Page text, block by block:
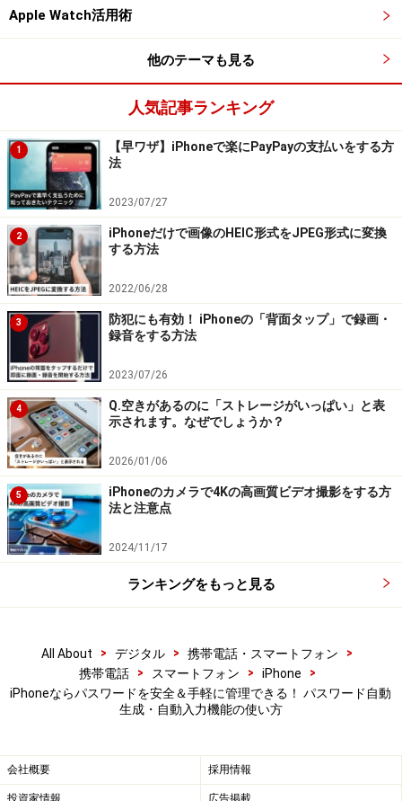
スワードを管理するためのパスワード」を暗記する必要
もありません。なおかつ、生体認証はユーザー以外には
クリアするのが難しい強固なセキュリティですから、安
心です。
新規でIDやパスワードを保存するのも簡単
「新しくアカウントを作るたびに、IDとパスワードを保
存していくのは面倒だ」と思うかもしれません。しかし
実は、保存する手間はほとんどいらないのです。
Webサイトで新しいアカウントを作成する際、パスワー
ドのフォームをタップすると、iPhoneが自動的にパスワ
ードを提案してくれます。その文字列で問題がなけれ
ば、指示にしたがって「強力なパスワードを使用」をタ
ップ。パスワードを保存したいかどうかを問う画面が表
示されたら「はい」をタップすれば、自動で保存してく
れます。
iPhoneがパスワードを提案してくれる。画像右は、「その他
のオプション」をタップした状態
ユーザーがユニークで複雑なパスワードを考える必要は
間もいりません。iPhoneが提案してくれて、自動的にデ
ータを蓄積していってくれます（なお、IDの保存につい
ては、手入力を求められる場合があります）。
ID、パスワードを自動入力にすることも可
能
Apple Watch活用術
他のテーマも見る
人気記事ランキング
1
【早ワザ】iPhoneで楽にPayPayの支払いをする方
法
2023/07/27
2
iPhoneだけで画像のHEIC形式をJPEG形式に変換
する方法
2022/06/28
3
防犯にも有効！ iPhoneの「背面タップ」で録画・
録音をする方法
2023/07/26
4
Q.空きがあるのに「ストレージがいっぱい」と表
示されます。なぜでしょうか？
2026/01/06
5
iPhoneのカメラで4Kの高画質ビデオ撮影をする方
法と注意点
2024/11/17
ランキングをもっと見る
All About > デジタル > 携帯電話・スマートフォン
>
携帯電話
> スマートフォン > iPhone
>
iPhoneならパスワードを安全＆手軽に管理できる！ パスワード自動
生成・自動入力機能の使い方
会社概要 採用情報